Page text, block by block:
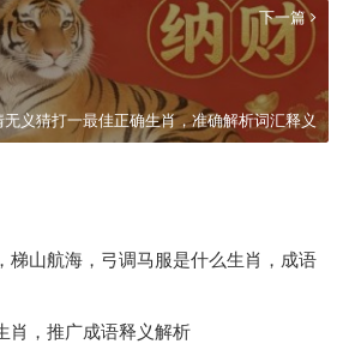
下一篇
无义猜打一最佳正确生肖，准确解析词汇释义
梯山航海，弓调马服是什么生肖，成语
肖，推广成语释义解析